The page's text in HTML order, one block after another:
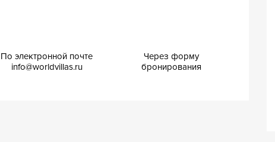
По электронной почте
info@worldvillas.ru
Через форму
бронирования